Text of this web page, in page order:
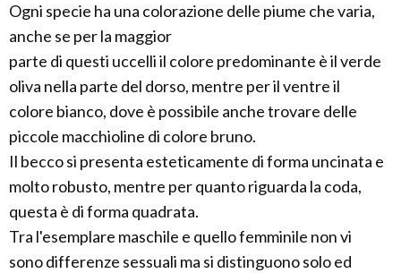
Ogni specie ha una colorazione delle piume che varia,
anche se per la maggior
parte di questi uccelli il colore predominante è il verde
oliva nella parte del dorso, mentre per il ventre il
colore bianco, dove è possibile anche trovare delle
piccole macchioline di colore bruno.
Il becco si presenta esteticamente di forma uncinata e
molto robusto, mentre per quanto riguarda la coda,
questa è di forma quadrata.
Tra l'esemplare maschile e quello femminile non vi
sono differenze sessuali ma si distinguono solo ed